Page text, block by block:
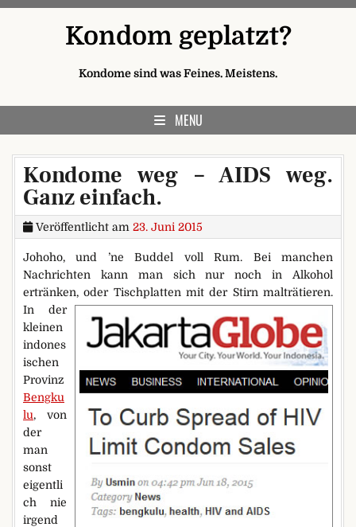
Kondom geplatzt?
Kondome sind was Feines. Meistens.
MENU
Kondome weg – AIDS weg.
Ganz einfach.
Veröffentlicht am 23. Juni 2015
Johoho, und ’ne Buddel voll Rum. Bei manchen
Nachrichten kann man sich nur noch in Alkohol
ertränken, oder Tischplatten mit der Stirn malträtieren.
In der
kleinen
indones
ischen
Provinz
Bengku
lu, von
der
man
sonst
eigentli
ch nie
irgend